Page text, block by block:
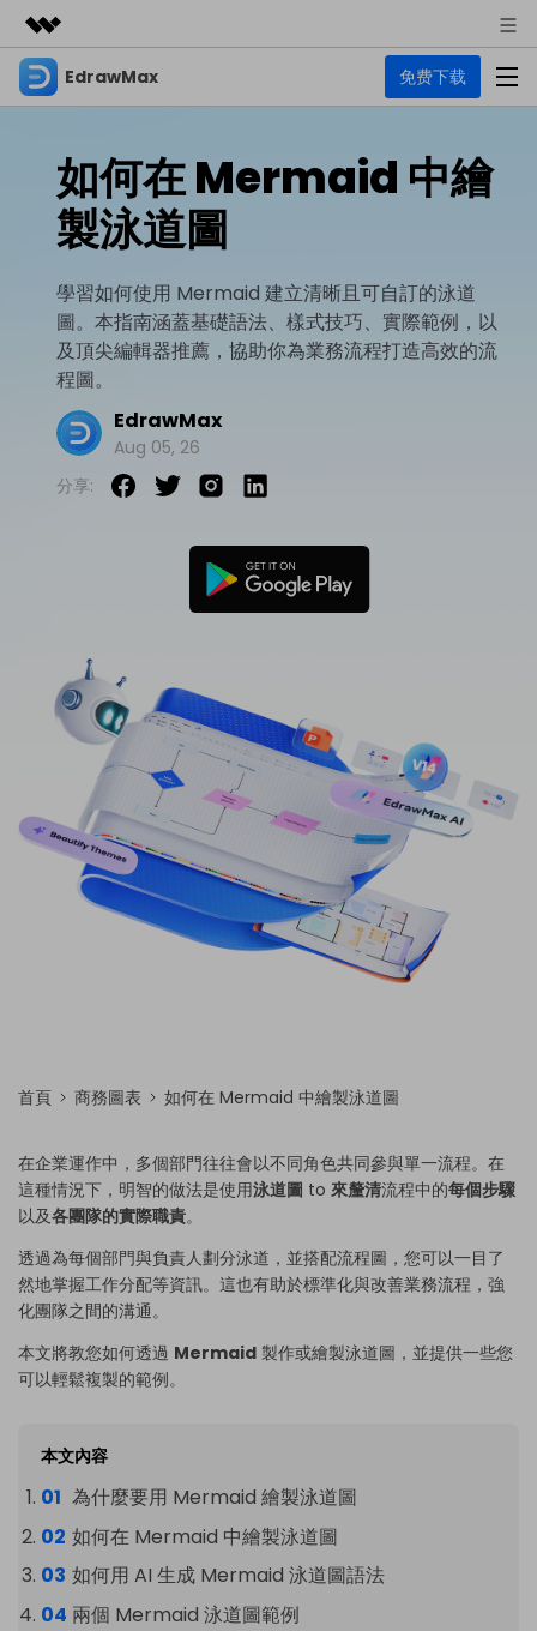
精選產品
實用工具
解決方案
關於我們
新聞中心
EdrawMax 免费下载
EdrawMax
EdrawMind
EdrawProj
圖表
商業用途
流程圖
技術用途
UML
設計用途
平面圖
其他用途
所有圖表類型>>
資源
資源範本
EdrawMax 社區
文章内容
各種商務圖表範例 >
支援
教程
EdrawMax 教程 >
支援中心
商業
EdrawMax
搜索
如何在 Mermaid 中繪
製泳道圖
學習如何使用 Mermaid 建立清晰且可自訂的泳道
圖。本指南涵蓋基礎語法、樣式技巧、實際範例，以
及頂尖編輯器推薦，協助你為業務流程打造高效的流
程圖。
EdrawMax
Aug 05, 26
分享:
首頁 商務圖表 如何在 Mermaid 中繪製泳道圖
在企業運作中，多個部門往往會以不同角色共同參與單一流程。在
這種情況下，明智的做法是使用泳道圖 to 來釐清流程中的每個步驟
以及各團隊的實際職責。
透過為每個部門與負責人劃分泳道，並搭配流程圖，您可以一目了
然地掌握工作分配等資訊。這也有助於標準化與改善業務流程，強
化團隊之間的溝通。
本文將教您如何透過 Mermaid 製作或繪製泳道圖，並提供一些您
可以輕鬆複製的範例。
本文內容
為什麼要用 Mermaid 繪製泳道圖
如何在 Mermaid 中繪製泳道圖
如何用 AI 生成 Mermaid 泳道圖語法
兩個 Mermaid 泳道圖範例